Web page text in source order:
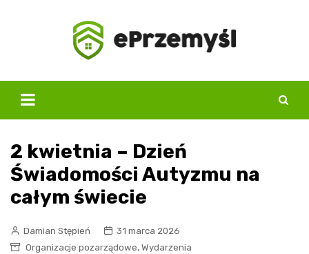
2 kwietnia – Dzień
Świadomości Autyzmu na
całym świecie
Damian Stępień
31 marca 2026
Organizacje pozarządowe, Wydarzenia